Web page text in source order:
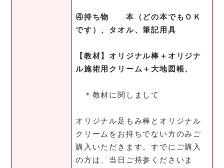
④持ち物 本（どの本でもＯＫ
です）、 タオル、筆記用具
【教材】オリジナル棒＋オリジナ
ル施術用クリーム＋ 大地図帳、
＊教材に関しまして
オリジナル足もみ棒とオリジナル
クリームをお持ちでない方のみご
購入いただきます。すでにご購入
の方は、当日ご持参くださいま